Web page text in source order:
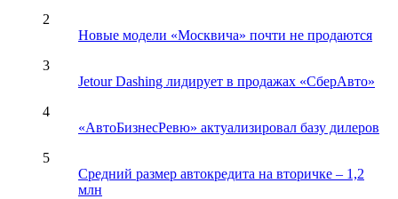
2
Новые модели «Москвича» почти не продаются
3
Jetour Dashing лидирует в продажах «СберАвто»
4
«АвтоБизнесРевю» актуализировал базу дилеров
5
Средний размер автокредита на вторичке – 1,2
млн